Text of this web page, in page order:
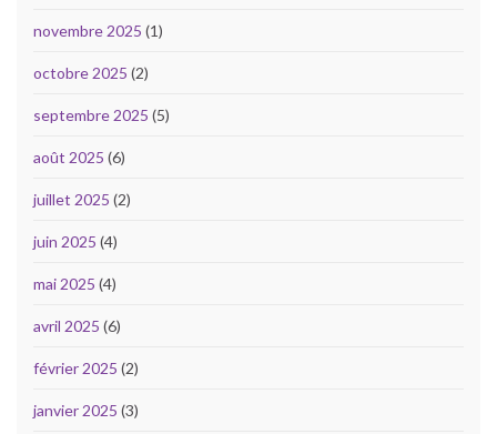
novembre 2025 (1)
octobre 2025 (2)
septembre 2025 (5)
août 2025 (6)
juillet 2025 (2)
juin 2025 (4)
mai 2025 (4)
avril 2025 (6)
février 2025 (2)
janvier 2025 (3)